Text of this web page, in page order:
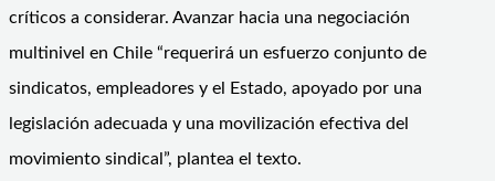
críticos a considerar. Avanzar hacia una negociación
multinivel en Chile “requerirá un esfuerzo conjunto de
sindicatos, empleadores y el Estado, apoyado por una
legislación adecuada y una movilización efectiva del
movimiento sindical”, plantea el texto.